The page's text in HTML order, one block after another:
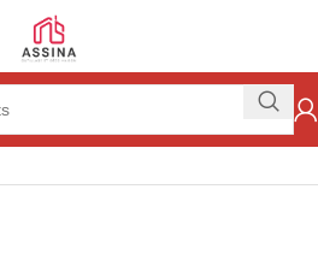
à main